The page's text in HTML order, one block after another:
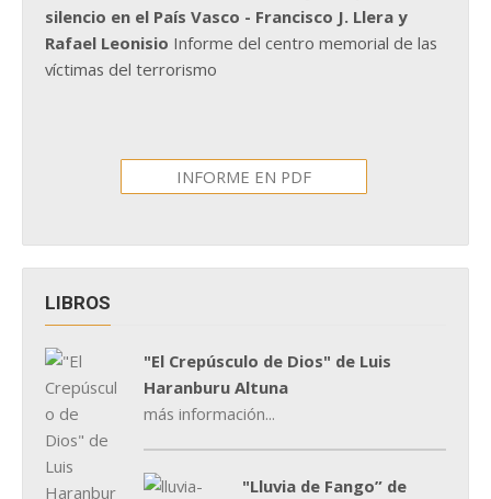
silencio en el País Vasco - Francisco J. Llera y
Rafael Leonisio Informe del centro memorial de las
víctimas del terrorismo
INFORME EN PDF
LIBROS
"El Crepúsculo de Dios" de Luis
Haranburu Altuna
más información...
"Lluvia de Fango” de